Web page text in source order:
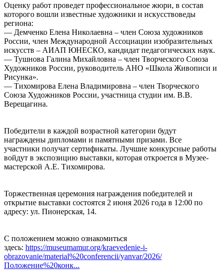
Оценку работ проведет профессиональное жюри, в состав
которого вошли известные художники и искусствоведы
региона:
— Демченко Елена Николаевна – член Союза художников
России, член Международной Ассоциации изобразительных
искусств – АИАП ЮНЕСКО, кандидат педагогических наук.
— Тушнова Галина Михайловна – член Творческого Союза
Художников России, руководитель АНО «Школа Живописи и
Рисунка».
— Тихомирова Елена Владимировна – член Творческого
Союза Художников России, участница студии им. В.В.
Верещагина.
Победители в каждой возрастной категории будут
награждены дипломами и памятными призами. Все
участники получат сертификаты. Лучшие конкурсные работы
войдут в экспозицию выставки, которая откроется в Музее-
мастерской А.Е. Тихомирова.
Торжественная церемония награждения победителей и
открытие выставки состоятся 2 июня 2026 года в 12:00 по
адресу: ул. Пионерская, 14.
С положением можно ознакомиться
здесь: https://museumamur.org/kraevedenie-i-
obrazovanie/material%20conferencii/yanvar/2026/
Положение%20конк...